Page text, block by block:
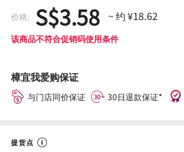
价格: S$3.58 ~ 约 ¥18.62
该商品不符合促销码使用条件
樟宜我爱购保证
与门店同价保证 30日退款保证*
提货点